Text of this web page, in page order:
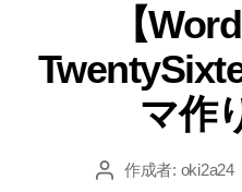
【
マ作
投 作成者: oki2a24